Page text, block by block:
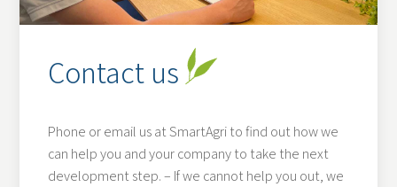
Contact us
Phone or email us at SmartAgri to find out how we
can help you and your company to take the next
development step. – If we cannot help you out, we